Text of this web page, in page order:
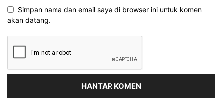
Simpan nama dan email saya di browser ini untuk komen
akan datang.